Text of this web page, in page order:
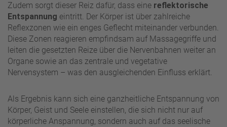
Zudem sorgt dieser Reiz dafür, dass eine reflektorische
Entspannung eintritt. Der Körper ist über zahlreiche
Reflexzonen wie ein enges Geflecht miteinander verbunden.
Diese Zonen reagieren empfindsam auf Massagegriffe und
leiten die gesetzten Reize über die Nervenbahnen weiter an
Organe sowie an das zentrale und vegetative
Nervensystem – was den ausgleichenden Einfluss erklärt.
Als Ergebnis kann sich eine ganzheitliche Entspannung von
Körper, Geist und Seele einstellen, die sich nicht nur auf
körperliche Anspannung, sondern auch auf das seelische